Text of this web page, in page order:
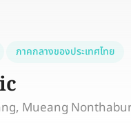
ภาคกลางของประเทศไทย
Mueang